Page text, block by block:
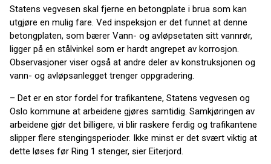
Statens vegvesen skal fjerne en betongplate i brua som kan
utgjøre en mulig fare. Ved inspeksjon er det funnet at denne
betongplaten, som bærer Vann- og avløpsetaten sitt vannrør,
ligger på en stålvinkel som er hardt angrepet av korrosjon.
Observasjoner viser også at andre deler av konstruksjonen og
vann- og avløpsanlegget trenger oppgradering.
– Det er en stor fordel for trafikantene, Statens vegvesen og
Oslo kommune at arbeidene gjøres samtidig. Samkjøringen av
arbeidene gjør det billigere, vi blir raskere ferdig og trafikantene
slipper flere stengingsperioder. Ikke minst er det svært viktig at
dette løses før Ring 1 stenger, sier Eiterjord.